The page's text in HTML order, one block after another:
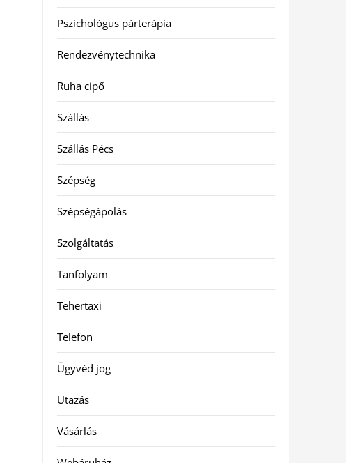
Pszichológus párterápia
Rendezvénytechnika
Ruha cipő
Szállás
Szállás Pécs
Szépség
Szépségápolás
Szolgáltatás
Tanfolyam
Tehertaxi
Telefon
Ügyvéd jog
Utazás
Vásárlás